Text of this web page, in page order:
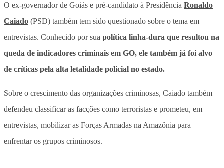
O ex-governador de Goiás e pré-candidato à Presidência Ronaldo
Caiado (PSD) também tem sido questionado sobre o tema em
entrevistas. Conhecido por sua política linha-dura que resultou na
queda de indicadores criminais em GO, ele também já foi alvo
de críticas pela alta letalidade policial no estado.
Sobre o crescimento das organizações criminosas, Caiado também
defendeu classificar as facções como terroristas e prometeu, em
entrevistas, mobilizar as Forças Armadas na Amazônia para
enfrentar os grupos criminosos.